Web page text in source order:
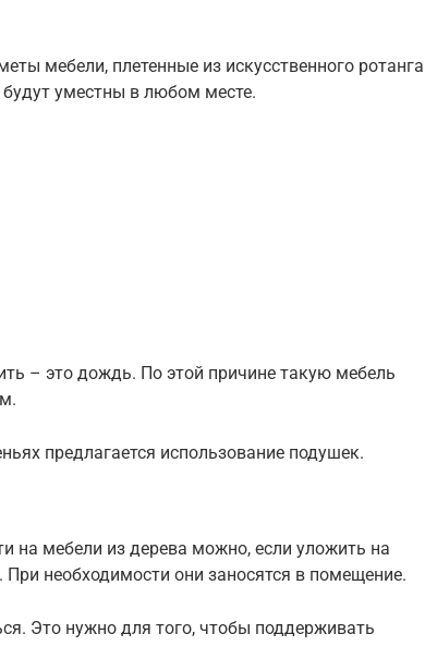
мебели, плетенные из искусственного ротанга
уместны в любом месте.
– это дождь. По этой причине такую мебель
предлагается использование подушек.
на мебели из дерева можно, если уложить на
необходимости они заносятся в помещение.
Это нужно для того, чтобы поддерживать